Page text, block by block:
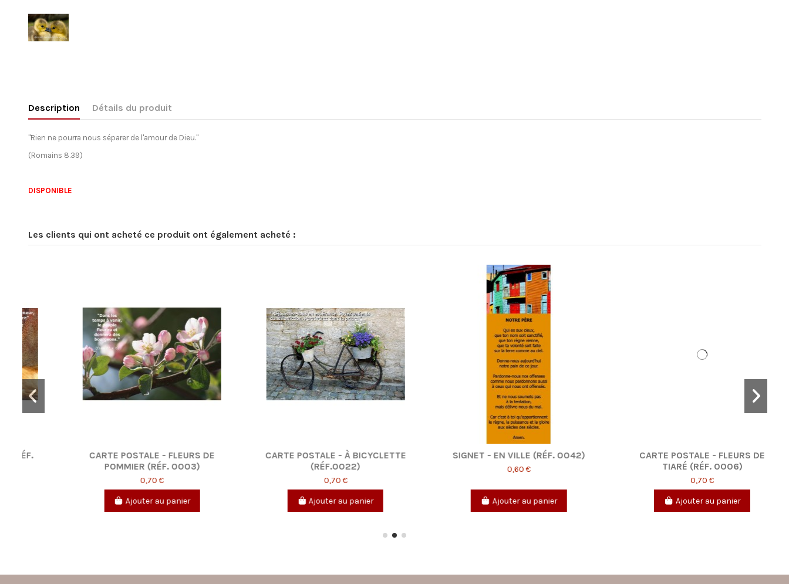
Description Détails du produit
"Rien ne pourra nous séparer de l'amour de Dieu."
(Romains 8.39)
DISPONIBLE
Les clients qui ont acheté ce produit ont également acheté :
CARTE POSTALE - À BICYCLETTE
(RÉF.0022)
Ajouter au panier
SIGNET - EN VILLE (RÉF. 0042)
0,60 €
Ajouter au panier
CARTE POSTALE - FLEURS DE
TIARÉ (RÉF. 0006)
Ajouter au panier
CARTE POSTALE - ÉTÉ (RÉF. 0130)
0,70 €
Ajouter au panier